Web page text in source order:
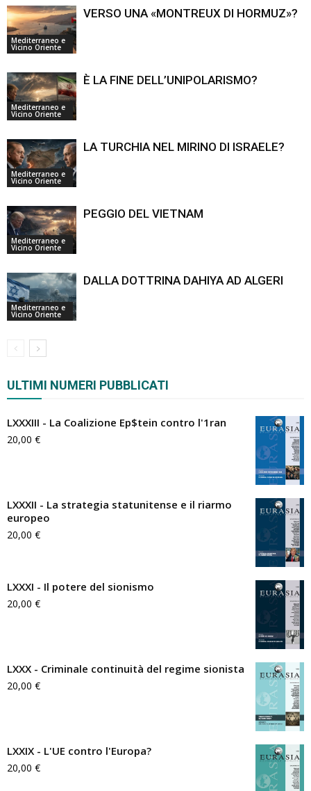
Mediterraneo e
Vicino Oriente
VERSO UNA «MONTREUX DI HORMUZ»?
Mediterraneo e
Vicino Oriente
È LA FINE DELL’UNIPOLARISMO?
Mediterraneo e
Vicino Oriente
LA TURCHIA NEL MIRINO DI ISRAELE?
Mediterraneo e
Vicino Oriente
PEGGIO DEL VIETNAM
Mediterraneo e
Vicino Oriente
DALLA DOTTRINA DAHIYA AD ALGERI
ULTIMI NUMERI PUBBLICATI
LXXXIII - La Coalizione Ep$tein contro l'1ran
20,00 €
LXXXII - La strategia statunitense e il riarmo
europeo
20,00 €
LXXXI - Il potere del sionismo
20,00 €
LXXX - Criminale continuità del regime sionista
20,00 €
LXXIX - L'UE contro l'Europa?
20,00 €